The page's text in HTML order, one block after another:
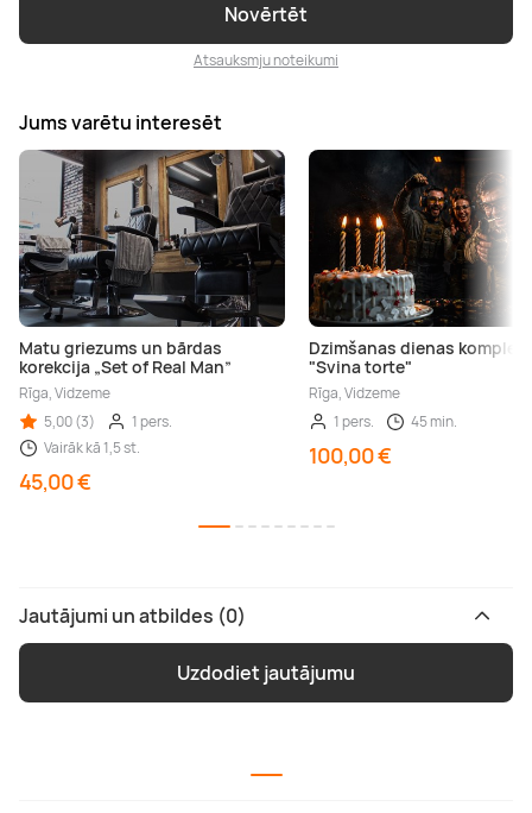
Novērtēt
Atsauksmju noteikumi
Jums varētu interesēt
Matu griezums un bārdas
korekcija „Set of Real Man”
Rīga, Vidzeme
5,00 (3)
1 pers.
Vairāk kā 1,5 st.
45,00 €
Dzimšanas dienas
"Svina torte"
Rīga, Vidzeme
1 pers.
45 min.
100,00 €
Jautājumi un atbildes (0)
Uzdodiet jautājumu